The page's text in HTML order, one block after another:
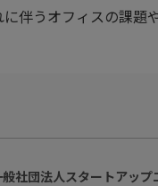
伴うオフィスの課題
般社団法人スタートアッ